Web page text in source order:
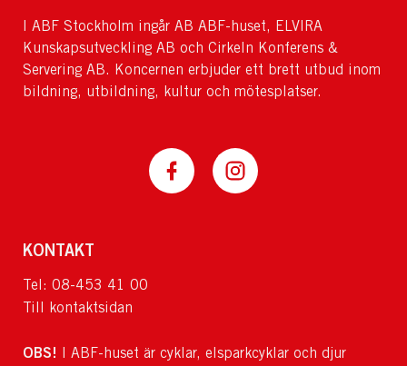
I ABF Stockholm ingår AB ABF-huset, ELVIRA
Kunskapsutveckling AB och Cirkeln Konferens &
Servering AB. Koncernen erbjuder ett brett utbud inom
bildning, utbildning, kultur och mötesplatser.
KONTAKT
Tel: 08-453 41 00
Till kontaktsidan
OBS!
I ABF-huset är cyklar, elsparkcyklar och djur